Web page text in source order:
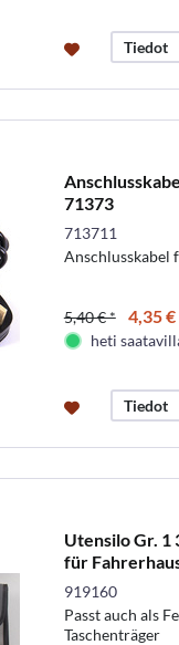
Tiedot
71373
713711
Anschlusskabel
5,40 € * 4,35 €
heti
Tiedot
Utensilo Gr. 1
für
919160
Passt auch als
Taschenträger